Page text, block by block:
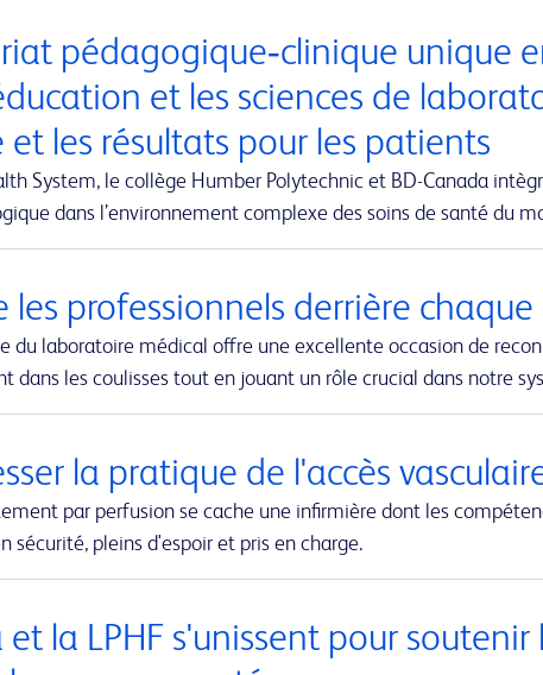
pédagogique‑clinique unique
et les sciences de
et les résultats pour les patients
System, le collège Humber Polytechnic et BD-Canada
dans l’environnement complexe des soins de santé du
les professionnels derrière
du laboratoire médical offre une excellente occasion de
dans les coulisses tout en jouant un rôle crucial dans notre
la pratique de l'accès
par perfusion se cache une infirmière dont les
sécurité, pleins d'espoir et pris en charge.
et la LPHF s'unissent pour